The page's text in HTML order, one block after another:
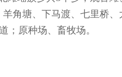
角塘、下马渡、七里桥、
；原种场、畜牧场。